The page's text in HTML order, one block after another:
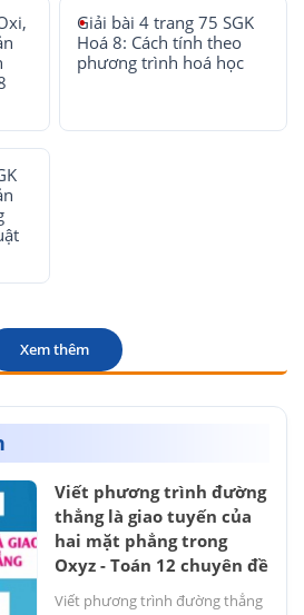
Giải bài 4 trang 75 SGK
Hoá 8: Cách tính theo
phương trình hoá học
Xem thêm
Viết phương trình đường
thẳng là giao tuyến của
hai mặt phẳng trong
Oxyz - Toán 12 chuyên đề
Viết phương trình đường thẳng